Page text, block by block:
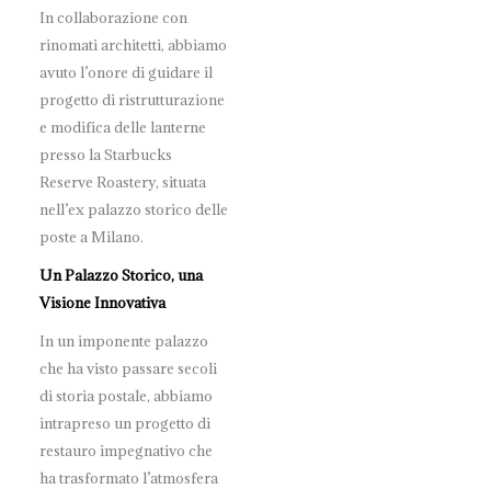
In collaborazione con
rinomati architetti, abbiamo
avuto l’onore di guidare il
progetto di ristrutturazione
e modifica delle lanterne
presso la Starbucks
Reserve Roastery, situata
nell’ex palazzo storico delle
poste a Milano.
Un Palazzo Storico, una
Visione Innovativa
In un imponente palazzo
che ha visto passare secoli
di storia postale, abbiamo
intrapreso un progetto di
restauro impegnativo che
ha trasformato l’atmosfera